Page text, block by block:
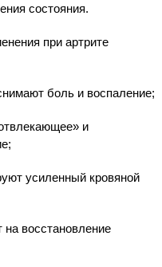
состояния.
при артрите
боль и воспаление;
и
усиленный кровяной
на восстановление